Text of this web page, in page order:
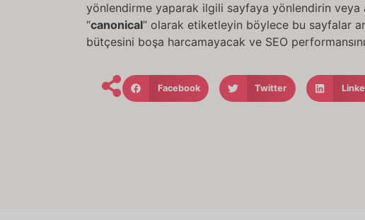
yönlendirme yaparak ilgili sayfaya yönlendirin veya
“canonical” olarak etiketleyin böylece bu sayfalar
bütçesini boşa harcamayacak ve SEO
Facebook Twitter